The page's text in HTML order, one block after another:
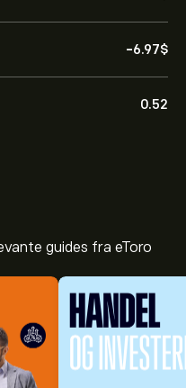
-6.97‎$‎
0.52
guides fra eToro